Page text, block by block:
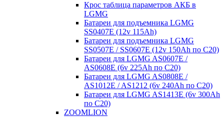
Крос таблица параметров АКБ в
LGMG
Батареи для подъемника LGMG
SS0407E (12v 115Ah)
Батареи для подъемника LGMG
SS0507E / SS0607E (12v 150Ah по С20)
Батареи для LGMG AS0607E /
AS0608E (6v 225Ah по С20)
Батареи для LGMG AS0808E /
AS1012E / AS1212 (6v 240Ah по С20)
Батареи для LGMG AS1413E (6v 300Ah
по С20)
ZOOMLION